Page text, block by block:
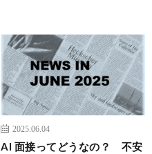
2025.06.04
AI 面接ってどうなの？ 不安